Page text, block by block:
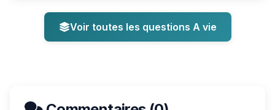
Voir toutes les questions A vie